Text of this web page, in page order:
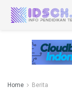
Home Berita